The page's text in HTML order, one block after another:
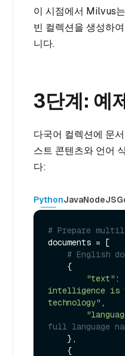
이 시점에서 Milvus
빈 컬렉션을 생성하
니다.
3단계: 예
다국어 컬렉션에 문
스트 콘텐츠와 언어
다:
PythonJavaNodeJS
# Prepare
documents = [
# English
"text" :
intelligence is
technology" ,
full language